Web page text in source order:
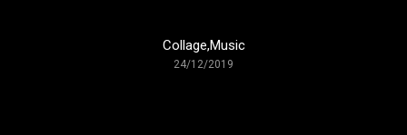
Collage,Music
24/12/2019